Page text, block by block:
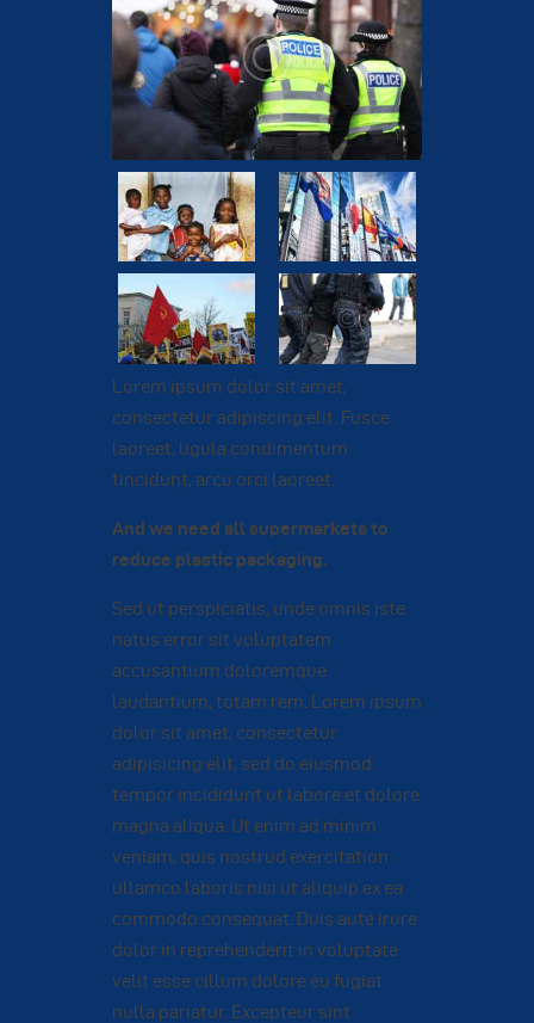
Lorem ipsum dolor sit amet,
consectetur adipiscing elit. Fusce
laoreet, ligula condimentum
tincidunt, arcu orci laoreet.
And we need all supermarkets to
reduce plastic packaging.
Sed ut perspiciatis, unde omnis iste
natus error sit voluptatem
accusantium doloremque
laudantium, totam rem. Lorem ipsum
dolor sit amet, consectetur
adipisicing elit, sed do eiusmod
tempor incididunt ut labore et dolore
magna aliqua. Ut enim ad minim
veniam, quis nostrud exercitation
ullamco laboris nisi ut aliquip ex ea
commodo consequat. Duis aute irure
dolor in reprehenderit in voluptate
velit esse cillum dolore eu fugiat
nulla pariatur. Excepteur sint